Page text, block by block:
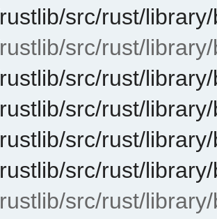
src/rust/
src/rust/
src/rust/
src/rust/
src/rust/
src/rust/
src/rust/